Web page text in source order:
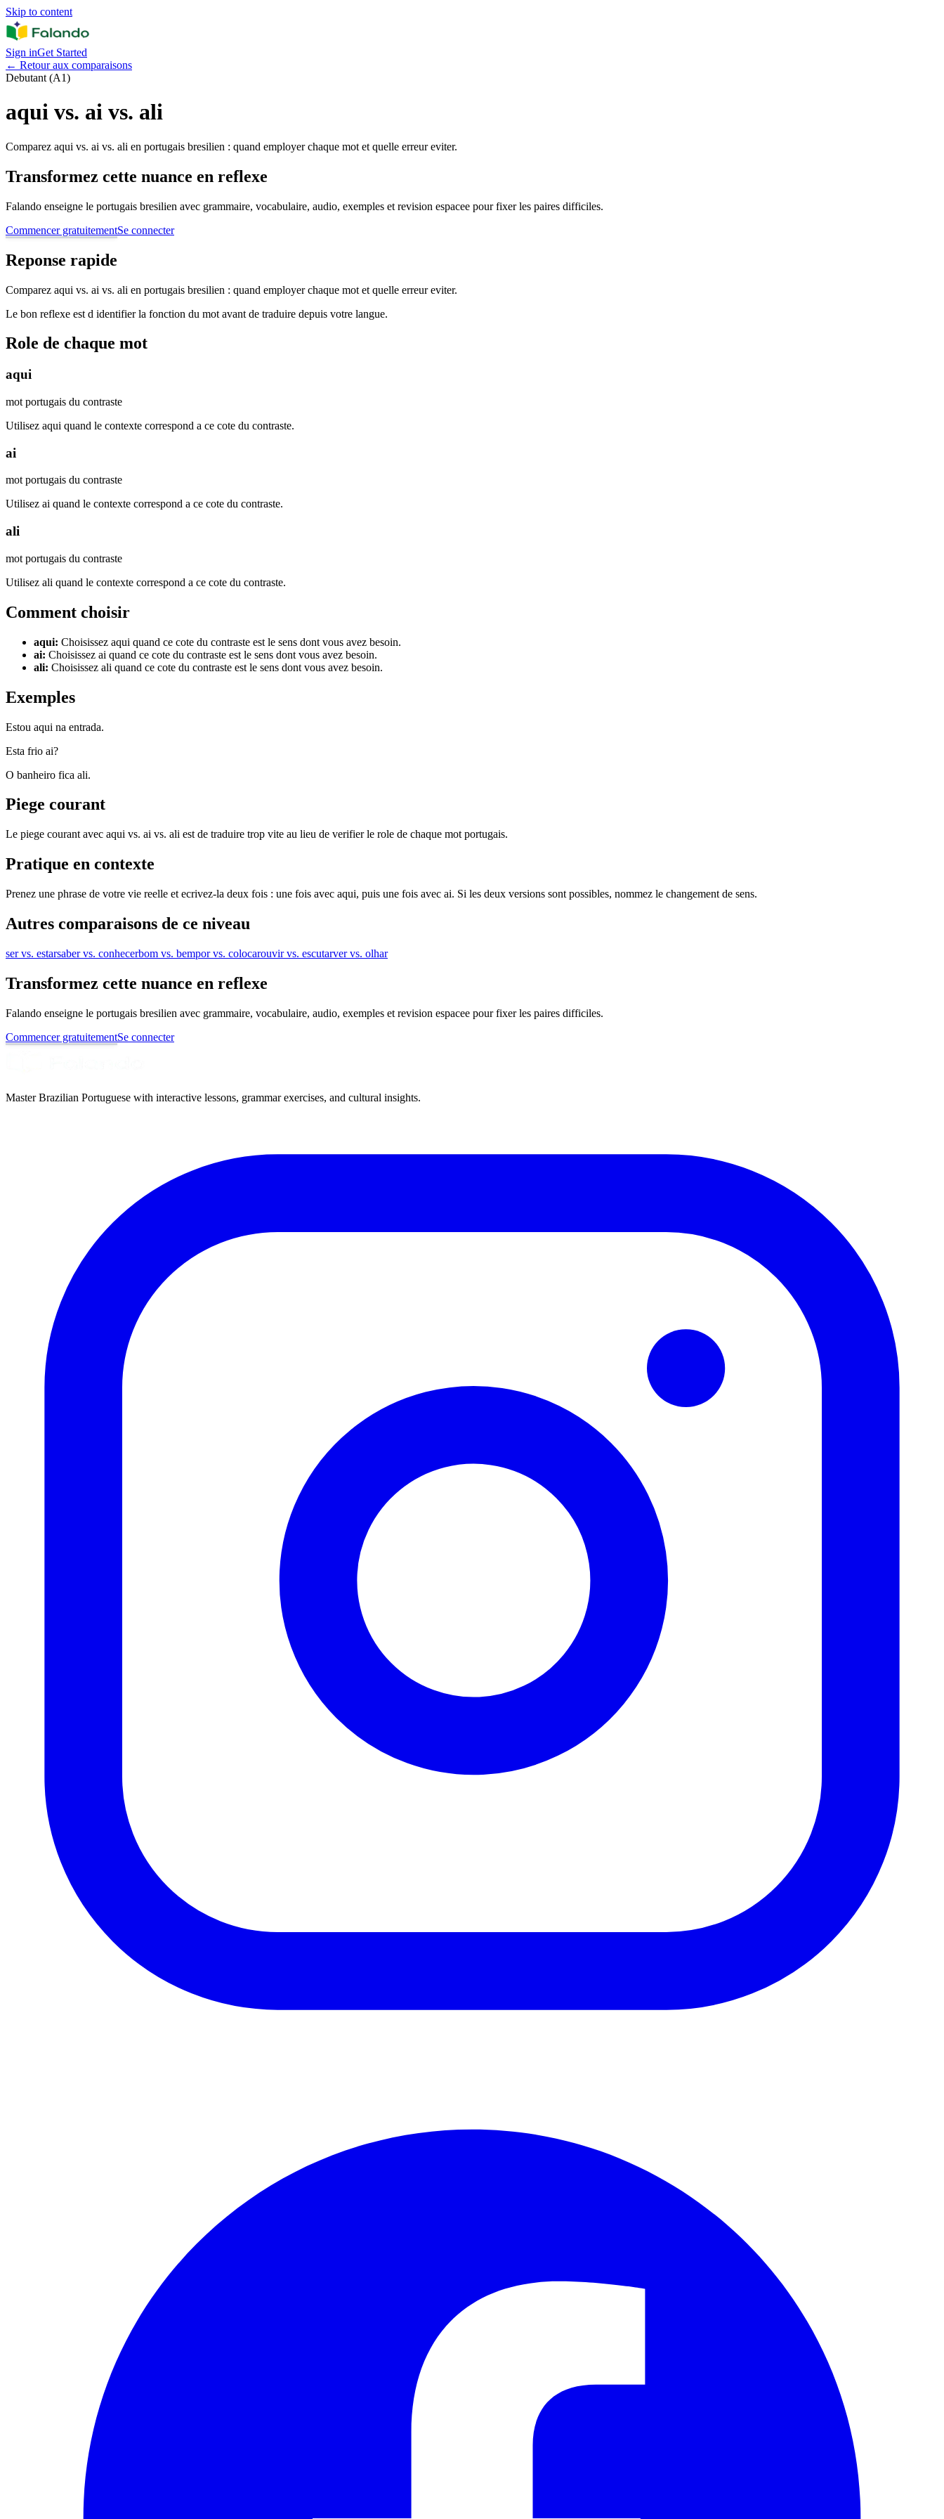
Skip to content
Sign inGet Started
← Retour aux comparaisons
Debutant (A1)
aqui vs. ai vs. ali
Comparez aqui vs. ai vs. ali en portugais bresilien : quand employer chaque mot et quelle erreur eviter.
Transformez cette nuance en reflexe
Falando enseigne le portugais bresilien avec grammaire, vocabulaire, audio, exemples et revision espacee pour fixer les paires difficiles.
Commencer gratuitementSe connecter
Reponse rapide
Comparez aqui vs. ai vs. ali en portugais bresilien : quand employer chaque mot et quelle erreur eviter.
Le bon reflexe est d identifier la fonction du mot avant de traduire depuis votre langue.
Role de chaque mot
aqui
mot portugais du contraste
Utilisez aqui quand le contexte correspond a ce cote du contraste.
ai
mot portugais du contraste
Utilisez ai quand le contexte correspond a ce cote du contraste.
ali
mot portugais du contraste
Utilisez ali quand le contexte correspond a ce cote du contraste.
Comment choisir
aqui: Choisissez aqui quand ce cote du contraste est le sens dont vous avez besoin.
ai: Choisissez ai quand ce cote du contraste est le sens dont vous avez besoin.
ali: Choisissez ali quand ce cote du contraste est le sens dont vous avez besoin.
Exemples
Estou aqui na entrada.
Esta frio ai?
O banheiro fica ali.
Piege courant
Le piege courant avec aqui vs. ai vs. ali est de traduire trop vite au lieu de verifier le role de chaque mot portugais.
Pratique en contexte
Prenez une phrase de votre vie reelle et ecrivez-la deux fois : une fois avec aqui, puis une fois avec ai. Si les deux versions sont possibles, nommez le changement de sens.
Autres comparaisons de ce niveau
ser vs. estarsaber vs. conhecerbom vs. bempor vs. colocarouvir vs. escutarver vs. olhar
Transformez cette nuance en reflexe
Falando enseigne le portugais bresilien avec grammaire, vocabulaire, audio, exemples et revision espacee pour fixer les paires difficiles.
Commencer gratuitementSe connecter
Master Brazilian Portuguese with interactive lessons, grammar exercises, and cultural insights.